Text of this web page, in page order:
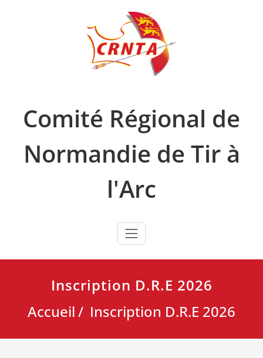
Comité Régional de
Normandie de Tir à
l'Arc
Inscription D.R.E 2026
Accueil
Inscription D.R.E 2026